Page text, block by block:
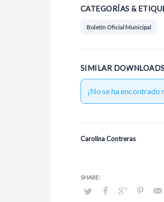
CATEGORÍAS &
Boletín Oficial Municipal
SIMILAR DOWNLOADS
¡No se ha encontrado
Carolina Contreras